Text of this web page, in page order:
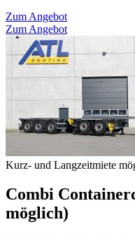
Zum Angebot
Zum Angebot
Kurz- und Langzeitmiete
Combi
möglich)